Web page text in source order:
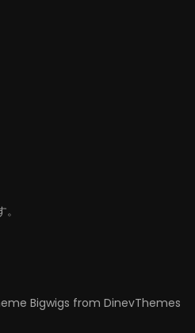
Bigwigs from DinevThemes